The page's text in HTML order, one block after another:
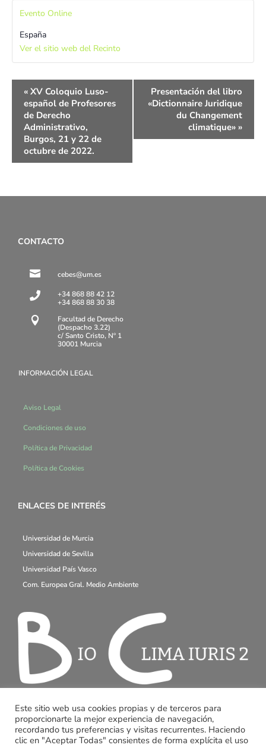
Evento Online
España
Ver el sitio web del Recinto
Navegación
del
Evento
« XV Coloquio Luso-
español de Profesores
de Derecho
Administrativo,
Burgos, 21 y 22 de
octubre de 2022.
Presentación del libro
«Dictionnaire Juridique
du Changement
climatique» »
CONTACTO
 cebes@um.es

+34 868 88 42 12
+34 868 88 30 38

Facultad de Derecho
(Despacho 3.22)
c/ Santo Cristo, Nº 1
30001 Murcia
INFORMACIÓN LEGAL
Aviso Legal
Condiciones de uso
Política de Privacidad
Política de Cookies
ENLACES DE INTERÉS
Universidad de Murcia
Universidad de Sevilla
Universidad País Vasco
Com. Europea Gral. Medio Ambiente
Este sitio web usa cookies propias y de terceros para
proporcionarte la mejor experiencia de navegación,
recordando tus preferencias y visitas recurrentes. Haciendo
clic en "Aceptar Todas" consientes de forma explícita el uso